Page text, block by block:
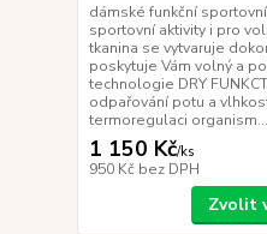
dámské funkční
sportovní aktivity i pro
tkanina se vytvaruje
poskytuje Vám volný a
technologie DRY
odpařování potu a
termoregulaci organism...
1 150 Kč/ks
950 Kč bez DPH
Zvolit